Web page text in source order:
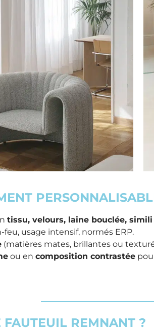
tissu, velours, laine bouclée,
feu, usage intensif, normés ERP.
(matières mates, brillantes ou
ou en composition contrastée
REMNANT ?